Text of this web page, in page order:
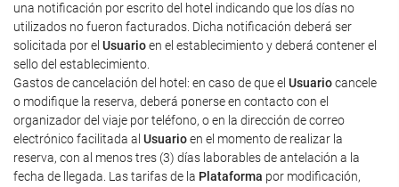
una notificación por escrito del hotel indicando que los días no
utilizados no fueron facturados. Dicha notificación deberá ser
solicitada por el Usuarioen el establecimiento y deberá contener el
sello del establecimiento.
Gastos de cancelación del hotel: en caso de que el Usuariocancele
o modifique la reserva, deberá ponerse en contacto con el
organizador del viaje por teléfono, o en la dirección de correo
electrónico facilitada al Usuarioen el momento de realizar la
reserva, con al menos tres (3) días laborables de antelación a la
fecha de llegada. Las tarifas de la Plataforma por modificación,